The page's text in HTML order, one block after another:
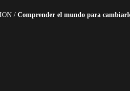
/ Comprender el mundo para